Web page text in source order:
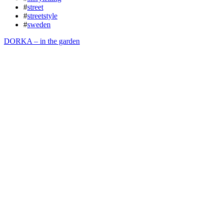
#street
#streetstyle
#sweden
DORKA – in the garden